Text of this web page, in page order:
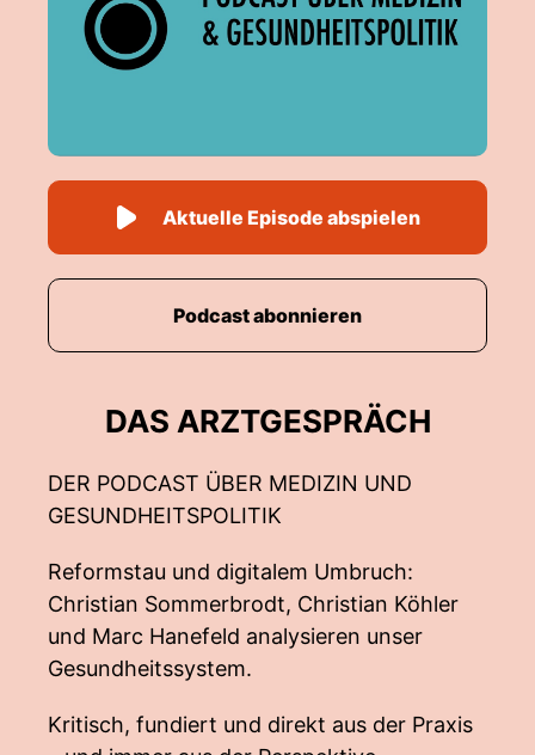
DAS ARZTGESPRÄCH
DER PODCAST ÜBER MEDIZIN UND
GESUNDHEITSPOLITIK
Reformstau und digitalem Umbruch:
Christian Sommerbrodt, Christian Köhler
und Marc Hanefeld analysieren unser
Gesundheitssystem.
Kritisch, fundiert und direkt aus der Praxis
Aktuelle Episode abspielen
Podcast abonnieren